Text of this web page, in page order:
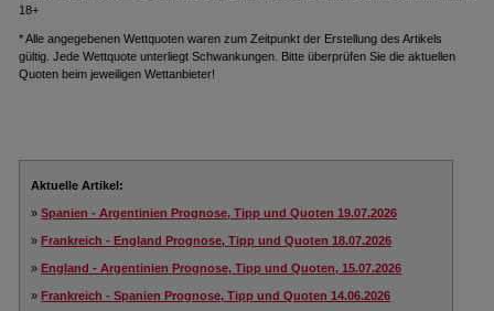
18+
* Alle angegebenen Wettquoten waren zum Zeitpunkt der Erstellung des Artikels
gültig. Jede Wettquote unterliegt Schwankungen. Bitte überprüfen Sie die aktuellen
Quoten beim jeweiligen Wettanbieter!
Aktuelle Artikel:
»Spanien - Argentinien Prognose, Tipp und Quoten 19.07.2026
»Frankreich - England Prognose, Tipp und Quoten 18.07.2026
»England - Argentinien Prognose, Tipp und Quoten, 15.07.2026
»Frankreich - Spanien Prognose, Tipp und Quoten 14.06.2026